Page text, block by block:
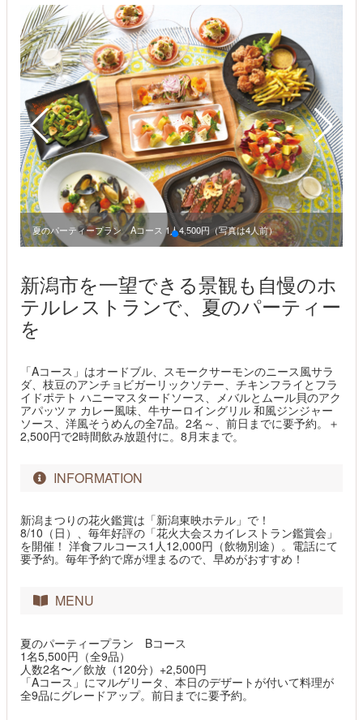
夏のパーティープラン Aコース 1人4,500円（写真は4人前）
新潟市を一望できる景観も自慢のホ
テルレストランで、夏のパーティー
を
「Aコース」はオードブル、スモークサーモンのニース風サラ
ダ、枝豆のアンチョビガーリックソテー、チキンフライとフラ
イドポテト ハニーマスタードソース、メバルとムール貝のアク
アパッツァ カレー風味、牛サーロイングリル 和風ジンジャー
ソース、洋風そうめんの全7品。2名～、前日までに要予約。＋
2,500円で2時間飲み放題付に。8月末まで。
INFORMATION
新潟まつりの花火鑑賞は「新潟東映ホテル」で！
8/10（日）、毎年好評の「花火大会スカイレストラン鑑賞会」
を開催！ 洋食フルコース1人12,000円（飲物別途）。電話にて
要予約。毎年予約で席が埋まるので、早めがおすすめ！
MENU
夏のパーティープラン Bコース
1名5,500円（全9品）
人数2名〜／飲放（120分）+2,500円
「Aコース」にマルゲリータ、本日のデザートが付いて料理が
全9品にグレードアップ。前日までに要予約。